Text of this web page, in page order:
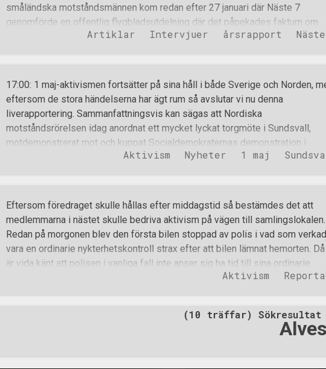
småländska motståndsmännen kom redan efter 27 januari där Näste 7
genomförde en offentlig flygbladsutdelning där det påpekades faktum om
”Förintelsen” som man inte fick lära sig i skolan. Detta ledde till att Rebecca
Lagerqvist skrev en artikel där han delade sina tankar om Jönköpings-
artikel med rubriken Börjar folk tvivla på förintelsen? Det blev sedan lugnt ett
fram till mars då Expo publicerade sin årsrapport där de påstod att Jönköping
har blivit nazisternas starkaste fäste, vilket ledde till att Jönköpings-Posten,
SVT och SR P4 Jönköping släppte sammanlagt 8 artiklar på samm
Artiklar Intervjuer årsrapport
17:00: 1 maj-aktivismen fortsätter på sina håll i både Sverige och Norden,
eftersom de stora händelserna har ägt rum så avslutar vi nu denna
liverapportering. Sammanfattningsvis kan sägas att Nordiska
motståndsrörelsen idag anordnat ett mycket lyckat torgmöte i Sundsvall,
motdemonstrerat mot och kuppat Socialdemokraternas demonstration i
Trollhättan, infiltrerat Socialdemokraternas tåg i Växjö och Stockholm samt
maj-aktivism. Imorgon ikväll kan du lyssna på aktivistpodden Mer än ord som
kommer avhandla Nordiska motståndsrörelsens 1 maj 2023. 16:45: Affischer
satts upp i Alvesta. 16:30: Filmklipp från när Marcus Hansson blir bortförd.
är oklart om den socialdemokratiska publiken applåderar åt bortförandet
det socialdemokratiska budskapet på plakatet. 16:10: Aktivismen fortsätter i
Aktivism Nyheter 1 maj
Eftersom föredraget skulle hållas efter middagstid så bestämdes det att
medlemmarna i nästet skulle bedriva aktivism på vägen till samlingslokalen.
Redan på morgonen blev den första bilen stoppad av polis i vad som
vara en ordinarie nykterhetskontroll strax efter att bilen lämnat hemorten.
är vida känt att polisen i vanliga fall inte anser sig ha tid till sina ordinarie
uppgifter gällande trafikövervakning, så syntes det märkligt att en kontroll
ovanlighetens skull. I Vimmerby sammanstrålade ett flertal kamrater och det
delades ut flygblad till ett större antal hushåll i samhället, samtidigt sattes
Aktivism
(10 träffar)